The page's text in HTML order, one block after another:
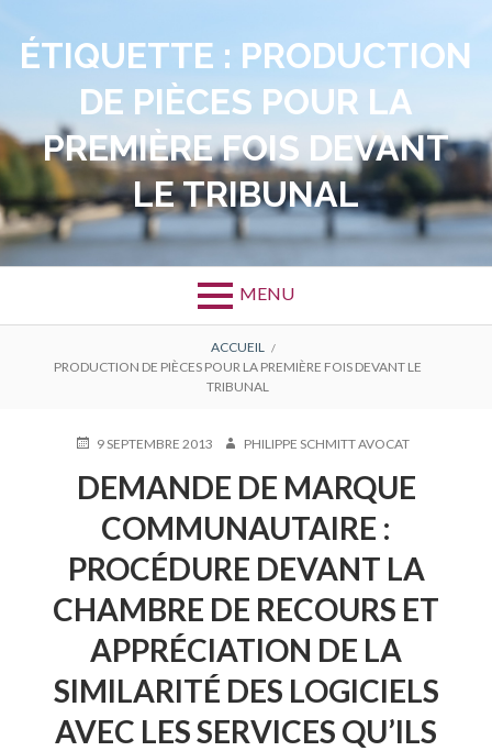
contenu
ÉTIQUETTE : PRODUCTION
DE PIÈCES POUR LA
PREMIÈRE FOIS DEVANT
LE TRIBUNAL
MENU
FIL
ACCUEIL
PRODUCTION DE PIÈCES POUR LA PREMIÈRE FOIS DEVANT LE
TRIBUNAL
PUBLIÉ9 SEPTEMBRE 2013 AUTEURPHILIPPE SCHMITT AVOCAT
DEMANDE DE MARQUE
COMMUNAUTAIRE :
PROCÉDURE DEVANT LA
CHAMBRE DE RECOURS ET
APPRÉCIATION DE LA
SIMILARITÉ DES LOGICIELS
AVEC LES SERVICES QU’ILS